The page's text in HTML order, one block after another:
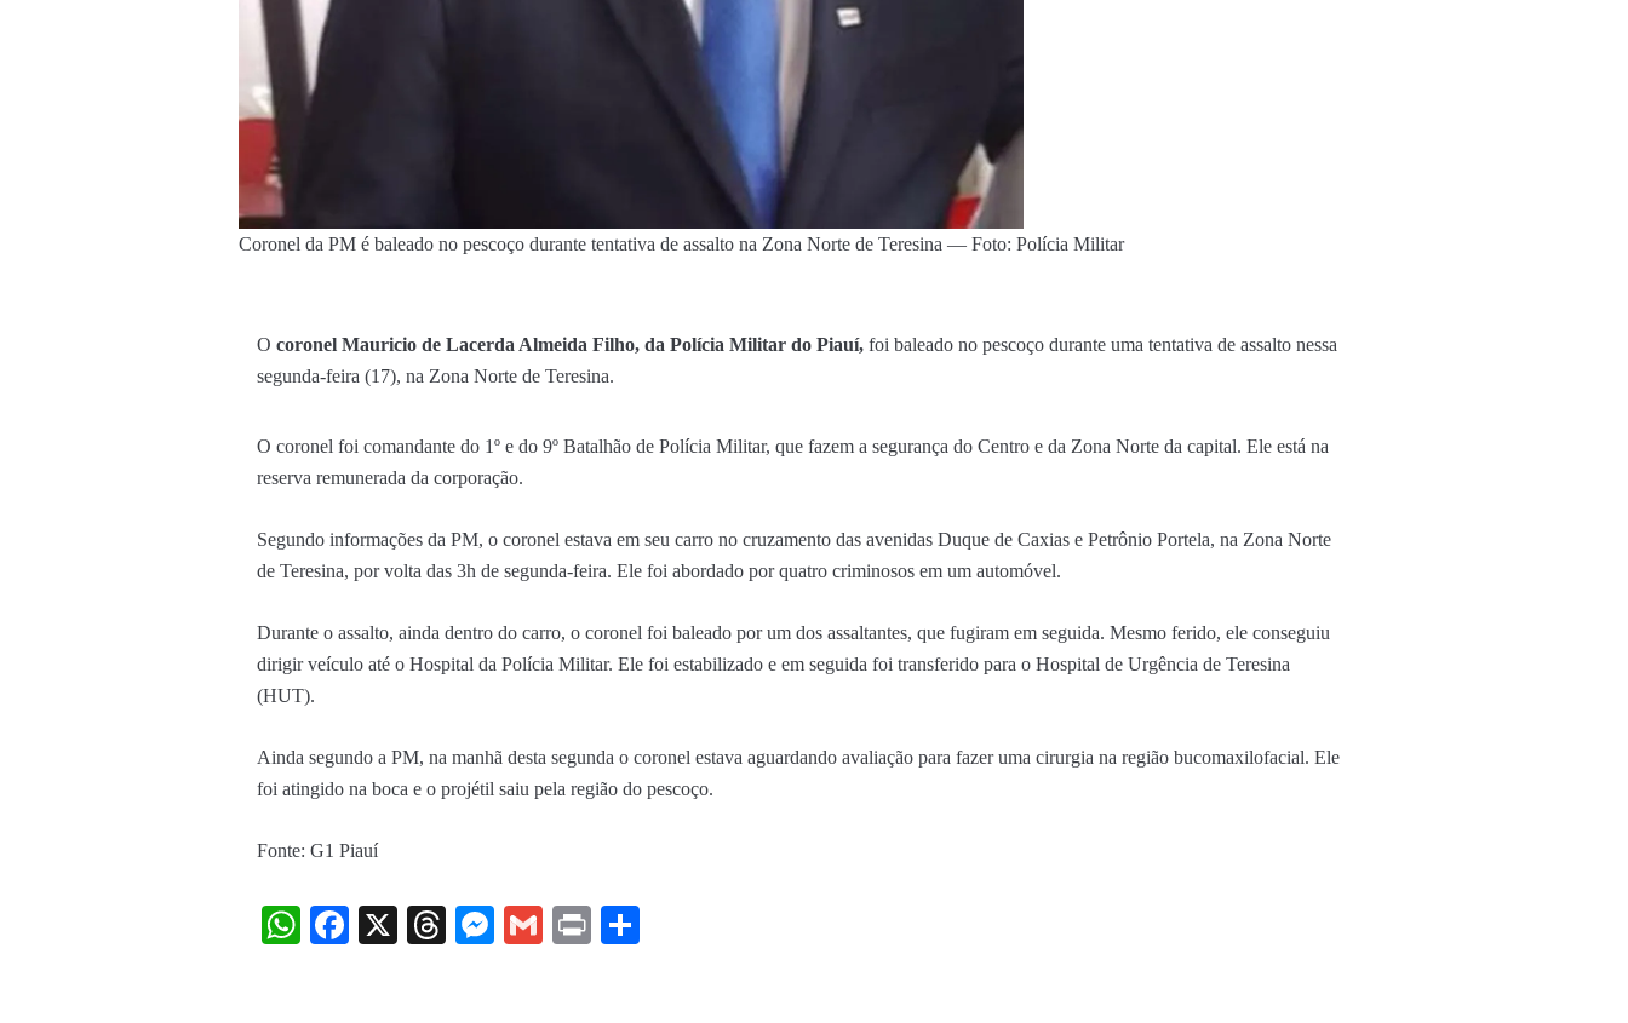
Coronel da PM é baleado no pescoço durante tentativa de assalto na Zona Norte de Teresina — Foto: Polícia Militar
O coronel Mauricio de Lacerda Almeida Filho, da Polícia Militar do Piauí, foi baleado no pescoço durante uma tentativa de assalto nessa
segunda-feira (17), na Zona Norte de Teresina.
O coronel foi comandante do 1º e do 9º Batalhão de Polícia Militar, que fazem a segurança do Centro e da Zona Norte da capital. Ele está na
reserva remunerada da corporação.
Segundo informações da PM, o coronel estava em seu carro no cruzamento das avenidas Duque de Caxias e Petrônio Portela, na Zona Norte
de Teresina, por volta das 3h de segunda-feira. Ele foi abordado por quatro criminosos em um automóvel.
Durante o assalto, ainda dentro do carro, o coronel foi baleado por um dos assaltantes, que fugiram em seguida. Mesmo ferido, ele conseguiu
dirigir veículo até o Hospital da Polícia Militar. Ele foi estabilizado e em seguida foi transferido para o Hospital de Urgência de Teresina
(HUT).
Ainda segundo a PM, na manhã desta segunda o coronel estava aguardando avaliação para fazer uma cirurgia na região bucomaxilofacial. Ele
foi atingido na boca e o projétil saiu pela região do pescoço.
Fonte: G1 Piauí
WhatsApp
Facebook
X Threads
Messenger
Gmail
Print